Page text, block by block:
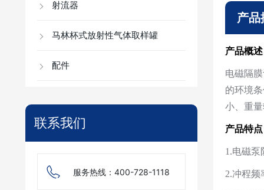
射流器
马林杯式放射性气体取样罐
配件
联系我们
服务热线：400-728-1118
产品
产品概述
电磁隔
的环境
小、重
产品特点
1.电磁泵
2.冲程频